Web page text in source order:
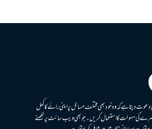
دیتا ہے کہ وہ خود بھی مختلف مسائل پر اپنی رائے کا کھل
کی سہولت کا استعمال کریں۔ جو بھی ویب سائٹ پر لکھنے